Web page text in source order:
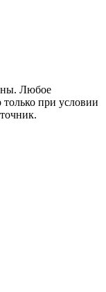
Любое
только при условии